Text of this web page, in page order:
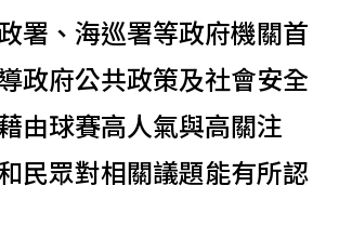
署、海巡署等政府機關首
政府公共政策及社會安全
由球賽高人氣與高關注
民眾對相關議題能有所認